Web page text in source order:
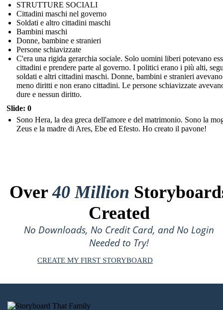
STRUTTURE SOCIALI
Cittadini maschi nel governo
Soldati e altro cittadini maschi
Bambini maschi
Donne, bambine e stranieri
Persone schiavizzate
C'era una rigida gerarchia sociale. Solo uomini liberi potevano
cittadini e prendere parte al governo. I politici erano i più alti,
soldati e altri cittadini maschi. Donne, bambini e stranieri
meno diritti e non erano cittadini. Le persone schiavizzate
dure e nessun diritto.
Slide: 0
Sono Hera, la dea greca dell'amore e del matrimonio. Sono la
Zeus e la madre di Ares, Ebe ed Efesto. Ho creato il pavone!
Over40 Million
Created
No Downloads, No Credit Card, and No Login
Needed to Try!
CREATE MY FIRST STORYBOARD